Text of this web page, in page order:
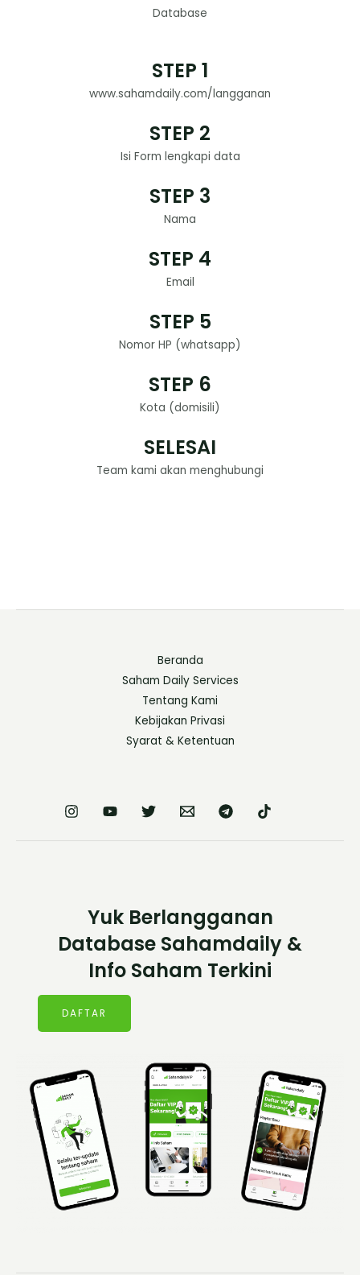
Database
STEP 1
www.sahamdaily.com/langganan
STEP 2
Isi Form lengkapi data
STEP 3
Nama
STEP 4
Email
STEP 5
Nomor HP (whatsapp)
STEP 6
Kota (domisili)
SELESAI
Team kami akan menghubungi
Beranda
Saham Daily Services
Tentang Kami
Kebijakan Privasi
Syarat & Ketentuan
Yuk Berlangganan
Database Sahamdaily &
Info Saham Terkini
DAFTAR